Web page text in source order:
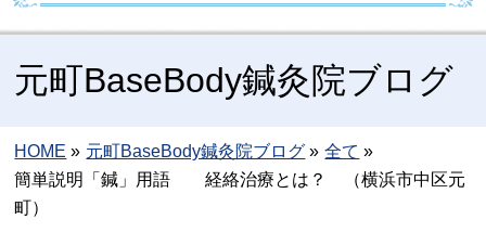
元町BaseBody鍼灸院ブログ
HOME » 元町BaseBody鍼灸院ブログ » 全て »
簡単説明「鍼」用語 経絡治療とは？ （横浜市中区元
町）